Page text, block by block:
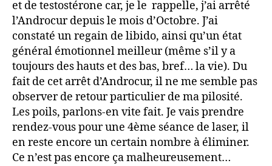
et de testostérone car, je le rappelle, j’ai arrêté
l’Androcur depuis le mois d’Octobre. J’ai
constaté un regain de libido, ainsi qu’un état
général émotionnel meilleur (même s’il y a
toujours des hauts et des bas, bref… la vie). Du
fait de cet arrêt d’Androcur, il ne me semble pas
observer de retour particulier de ma pilosité.
Les poils, parlons-en vite fait. Je vais prendre
rendez-vous pour une 4ème séance de laser, il
en reste encore un certain nombre à éliminer.
Ce n’est pas encore ça malheureusement…